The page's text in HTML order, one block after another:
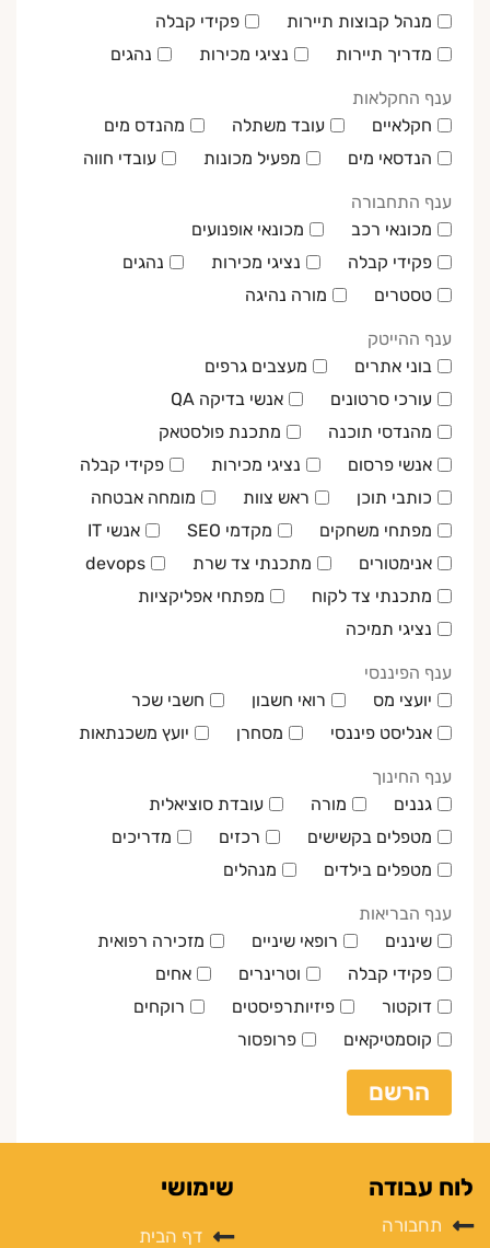
מנהל קבוצות תיירות
פקידי קבלה
מדריך תיירות
נציגי מכירות נהגים
ענף החקלאות
חקלאיים
עובד משתלה
מהנדס מים
הנדסאי מים
מפעיל מכונות עובדי חווה
ענף התחבורה
מכונאי רכב
מכונאי אופנועים
פקידי קבלה
נציגי מכירות
נהגים
טסטרים
מורה נהיגה
ענף ההייטק
בוני אתרים
מעצבים גרפים
עורכי סרטונים
אנשי בדיקה QA
מהנדסי תוכנה
מתכנת פולסטאק
אנשי פרסום
נציגי מכירות
פקידי קבלה
כותבי תוכן
ראש צוות
מומחה אבטחה
מפתחי משחקים
מקדמי SEO
אנשי IT
אנימטורים
מתכנתי צד שרת
devops
מתכנתי צד לקוח
מפתחי אפליקציות
נציגי תמיכה
ענף הפיננסי
יועצי מס
רואי חשבון
חשבי שכר
אנליסט פיננסי
מסחרן יועץ משכנתאות
ענף החינוך
גננים
מורה
עובדת סוציאלית
מטפלים בקשישים
רכזים
מדריכים
מטפלים בילדים
מנהלים
ענף הבריאות
שיננים
רופאי שיניים
מזכירה רפואית
פקידי קבלה
וטרינרים
אחים
דוקטור
פיזיותרפיסטים
רוקחים
קוסמטיקאים
פרופסור
הרשם
שימושי
דף הבית
לוח עבודה
תחבורה